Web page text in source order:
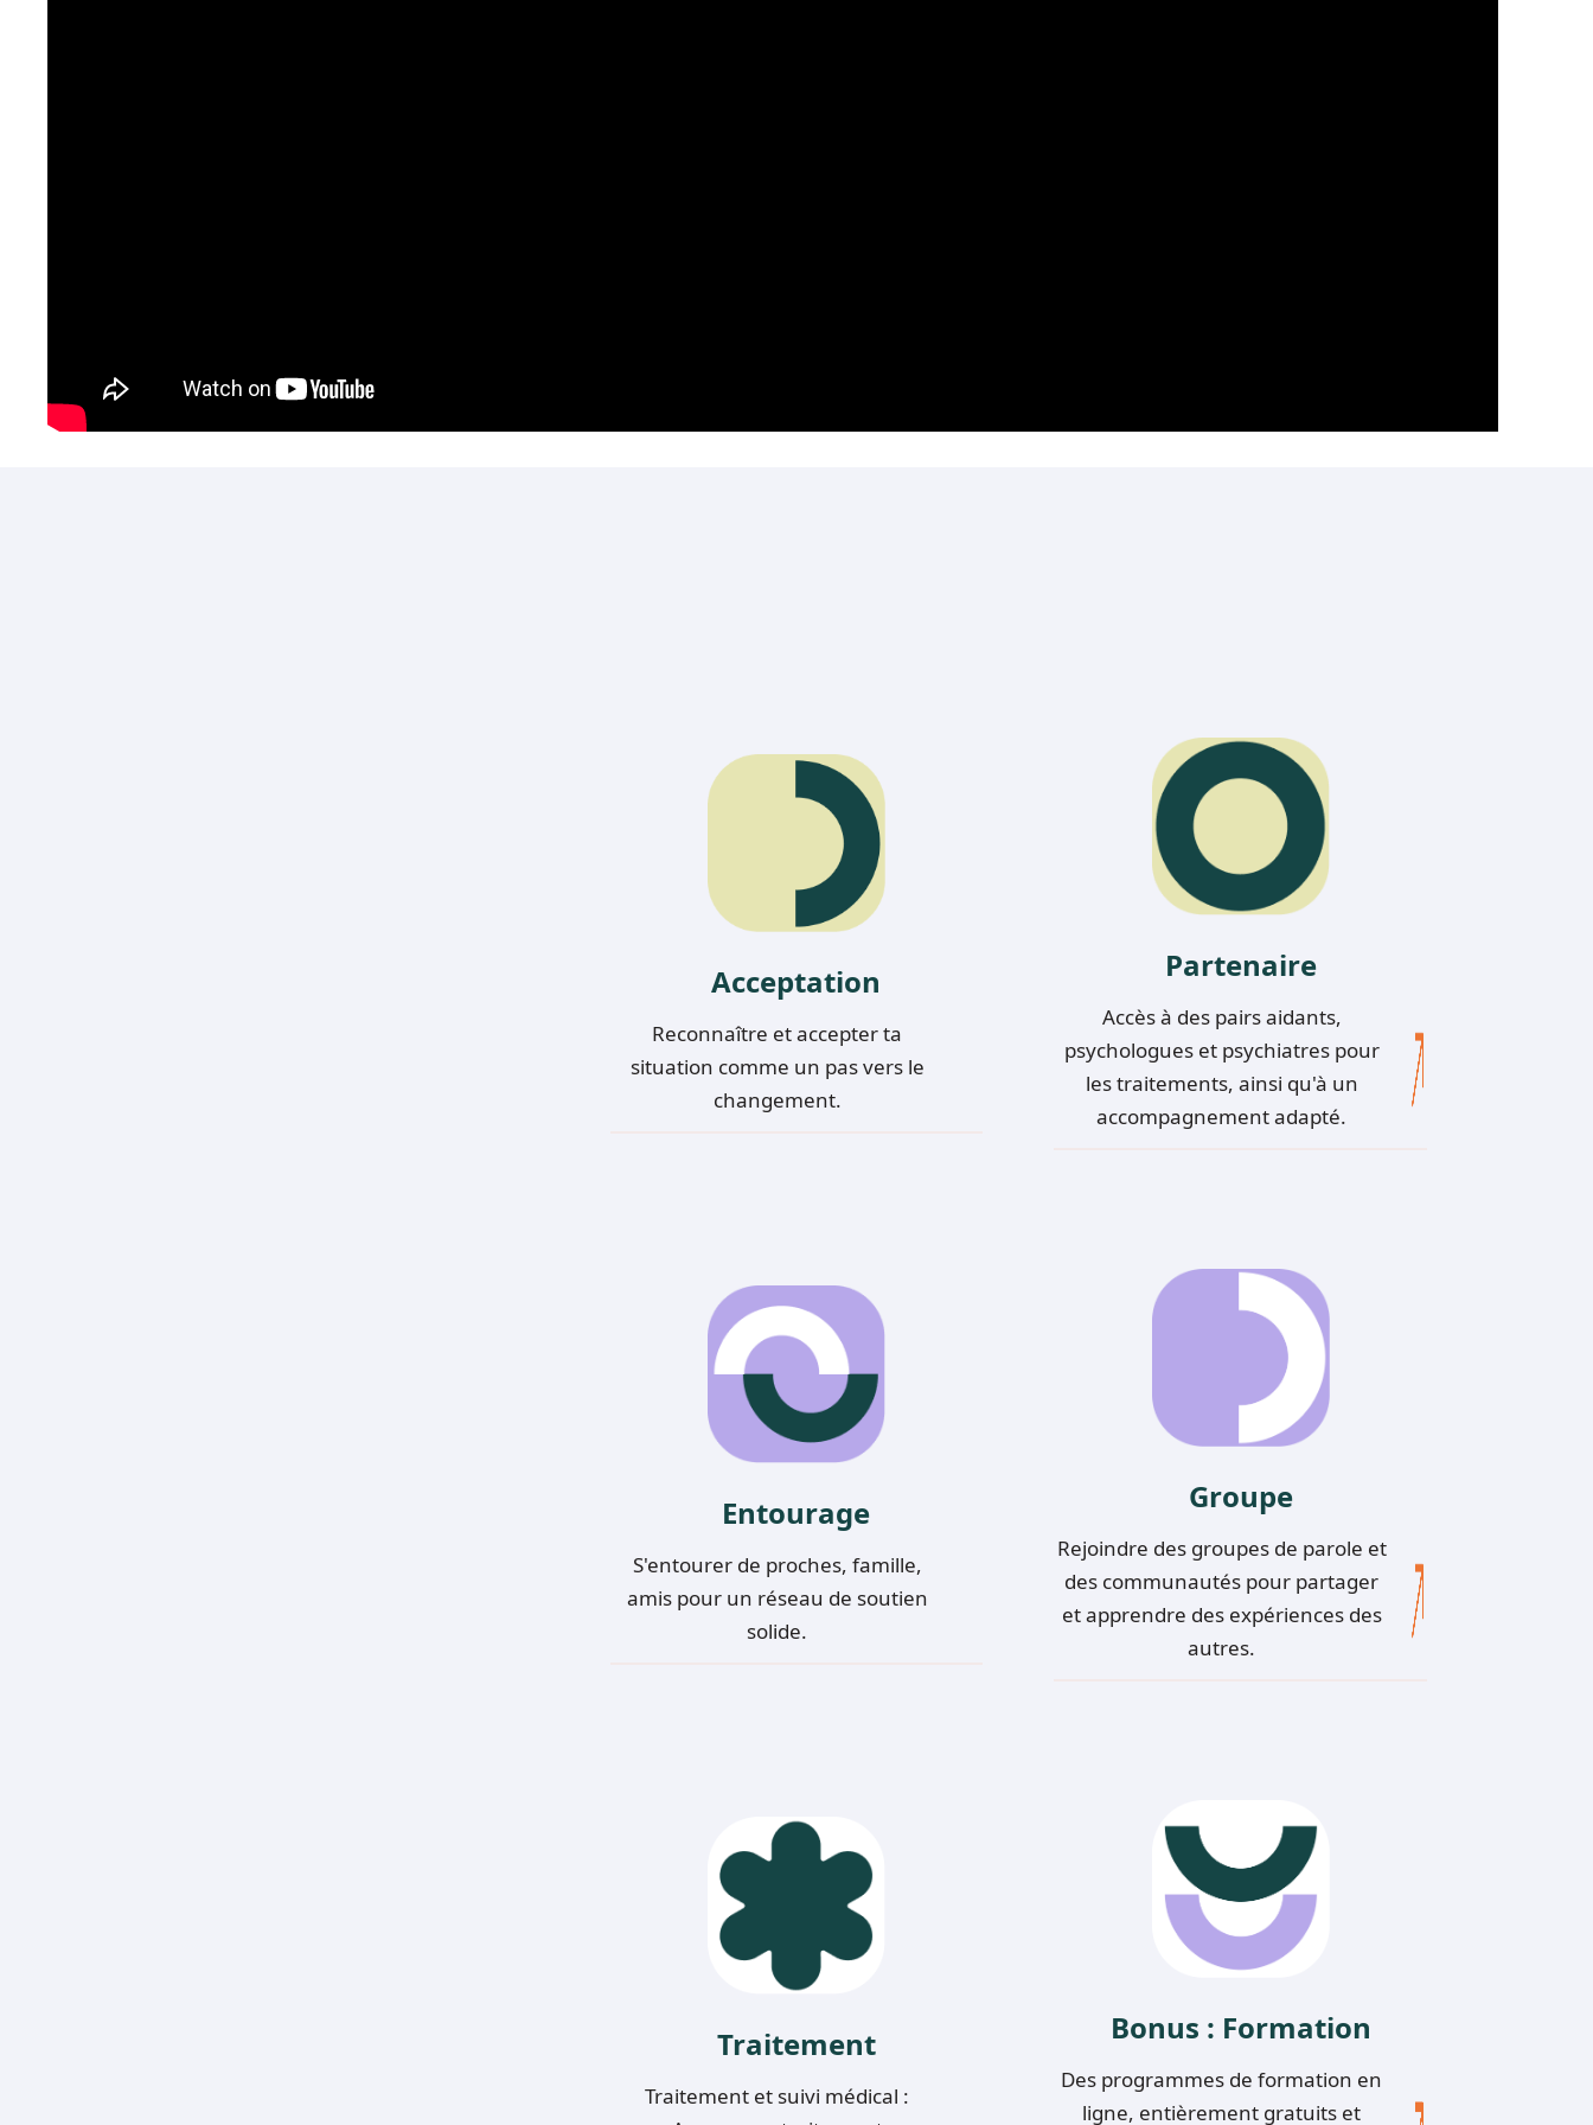
Acceptation
Reconnaître et accepter ta
situation comme un pas vers le
changement.
Partenaire
Accès à des pairs aidants,
psychologues et psychiatres pour
les traitements, ainsi qu'à un
accompagnement adapté.
Entourage
S'entourer de proches, famille,
amis pour un réseau de soutien
solide.
Groupe
Rejoindre des groupes de parole et
des communautés pour partager
et apprendre des expériences des
autres.
Traitement
Traitement et suivi médical :
Bonus : Formation
Des programmes de formation en
ligne, entièrement gratuits et